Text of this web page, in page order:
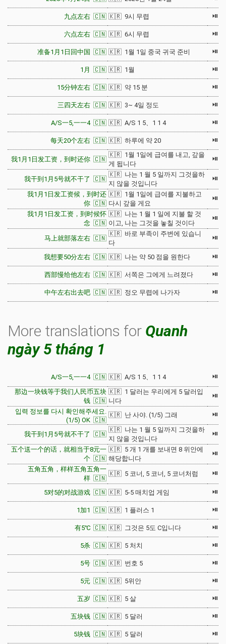
九点左右 🇨🇳 🇰🇷 9시 무렵 ⏯
六点左右 🇨🇳 🇰🇷 6시 무렵 ⏯
准备1月1日回中国 🇨🇳 🇰🇷 1월 1일 중국 귀국 준비 ⏯
1月 🇨🇳 🇰🇷 1월 ⏯
15分钟左右 🇨🇳 🇰🇷 약 15 분 ⏯
三四天左右 🇨🇳 🇰🇷 3~ 4일 정도 ⏯
A/S一5,一一4 🇨🇳 🇰🇷 A/S 1 5、1 1 4 ⏯
每天20个左右 🇨🇳 🇰🇷 하루에 약 20 ⏯
我1月1日发工资，到时还你 🇨🇳
🇰🇷 1월 1일에 급여를 내고, 갚을
게 됩니다
⏯
我干到1月5号就不干了 🇨🇳
🇰🇷 나는 1 월 5 일까지 그것을하
지 않을 것입니다
⏯
我1月1日发工资候，到时还
你 🇨🇳
🇰🇷 1월 1일에 급여를 지불하고
다시 갚을 게요
⏯
我1月1日发工资，到时候怀
念 🇨🇳
🇰🇷 나는 1 월 1 일에 지불 할 것
이고, 나는 그것을 놓칠 것이다
⏯
马上就部落左右 🇨🇳
🇰🇷 바로 부족이 주변에 있습니
다
⏯
我想要50分左右 🇨🇳 🇰🇷 나는 약 50 점을 원한다 ⏯
西部慢给他左右 🇨🇳 🇰🇷 서쪽은 그에게 느려졌다 ⏯
中午左右出去吧 🇨🇳 🇰🇷 정오 무렵에 나가자 ⏯
More translations for Quanh
ngày 5 tháng 1
A/S一5,一一4 🇨🇳 🇰🇷 A/S 1 5、1 1 4
⏯
那边一块钱等于我们人民币五块
钱 🇨🇳
🇰🇷 1 달러는 우리에게 5 달러입
니다
⏯
입력 정보를 다시 확인해주세요.
(1/5) OK 🇨🇳
🇰🇷 난 사야. (1/5) 그래 ⏯
我干到1月5号就不干了 🇨🇳
🇰🇷 나는 1 월 5 일까지 그것을하
지 않을 것입니다
⏯
五个送一个的话，就相当于8元一
个 🇨🇳
🇰🇷 5 개 1 개를 보내면 8 위안에
해당합니다
⏯
五角五角，样样五角五角一
样 🇨🇳
🇰🇷 5 코너, 5 코너, 5 코너처럼 ⏯
5对5的对战游戏 🇨🇳 🇰🇷 5-5 매치업 게임 ⏯
1加1 🇨🇳 🇰🇷 1 플러스 1 ⏯
有5℃ 🇨🇳 🇰🇷 그것은 5도 C입니다 ⏯
5杀 🇨🇳 🇰🇷 5 처치 ⏯
5号 🇨🇳 🇰🇷 번호 5 ⏯
5元 🇨🇳 🇰🇷 5위안 ⏯
五岁 🇨🇳 🇰🇷 5 살 ⏯
五块钱 🇨🇳 🇰🇷 5 달러 ⏯
5块钱 🇨🇳 🇰🇷 5 달러 ⏯